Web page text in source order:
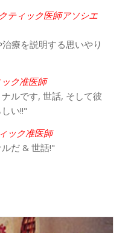
ティック医師アソシエ
療を説明する思いやり
ク准医師
ルです, 世話, そして彼
い!!"
ック准医師
だ & 世話!"